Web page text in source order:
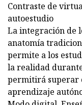
Contraste de
autoestudio
La integración de
anatomía
permite a los
la realidad
permitirá superar
aprendizaje